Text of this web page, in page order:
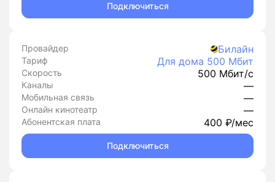
Подключиться
Провайдер Билайн
Тариф Для дома 500 Мбит
Скорость 500 Мбит/с
Каналы —
Мобильная связь —
Онлайн кинотеатр —
Абонентская плата 400 ₽/мес
Подключиться